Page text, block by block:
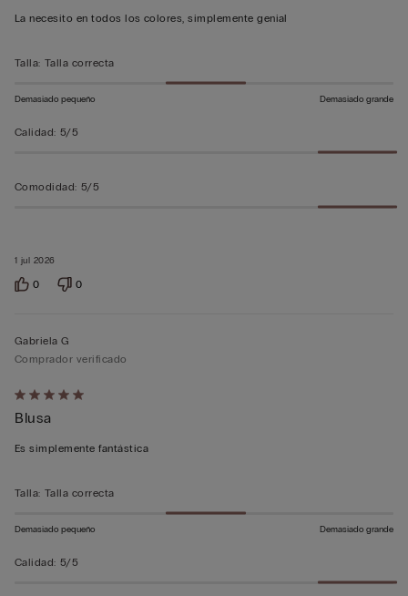
5
5
1 jul 2026
La necesito en todos los colores, simplemente genial
Talla: Talla correcta
Demasiado pequeño Demasiado grande
Calidad: 5/5
Comodidad: 5/5
0 0
Calificación
de
5
5
Gabriela G
Comprador verificado
Blusa
Es simplemente fantástica
Talla: Talla correcta
Demasiado pequeño Demasiado grande
Calidad: 5/5